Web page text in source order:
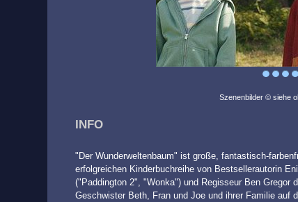
Szenenbilder © siehe
INFO
"Der Wunderweltenbaum" ist große, fantastisch-
erfolgreichen Kinderbuchreihe von Bestsellerautorin
("Paddington 2", "Wonka") und Regisseur Ben Gregor
Geschwister Beth, Fran und Joe und ihrer Familie auf